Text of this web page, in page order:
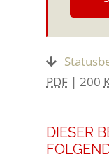
PDF | 200
DIESER